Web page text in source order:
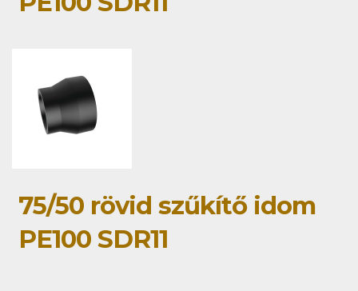
75/50 rövid szűkítő idom
PE100 SDR11